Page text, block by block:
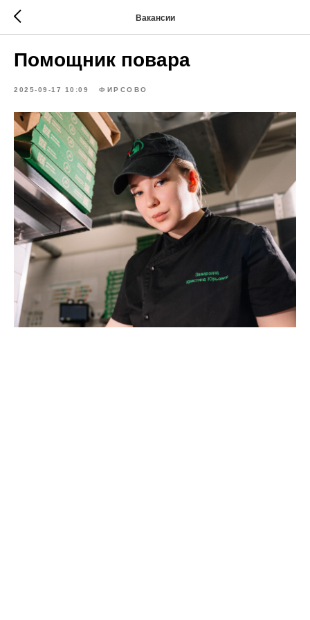
Вакансии
Помощник повара
2025-09-17 10:09 ФИРСОВО